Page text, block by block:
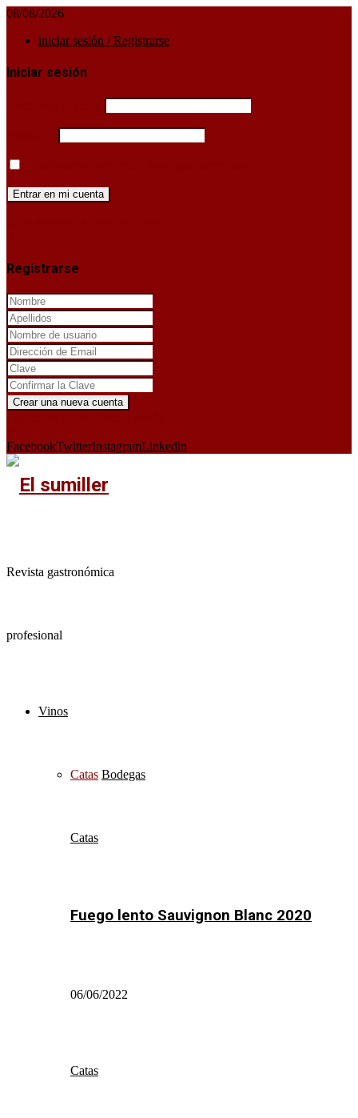
08/08/2026
iniciar sesión / Registrarse
Iniciar sesión
Registrarse
FacebookTwitterInstagramLinkedin
Revista gastronómica
profesional
Vinos
Catas Bodegas
Catas
Fuego lento Sauvignon Blanc 2020
06/06/2022
Catas